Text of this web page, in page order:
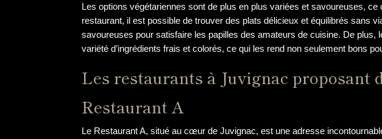
Les options végétariennes sont de plus en plus variées et savoureuses,
restaurant, il est possible de trouver des plats délicieux et équilibrés sans
savoureuses pour satisfaire les papilles des amateurs de cuisine. De
variété d’ingrédients frais et colorés, ce qui les rend non seulement bons
Les restaurants à Juvignac proposant
Restaurant A
Le Restaurant A, situé au cœur de Juvignac, est une adresse